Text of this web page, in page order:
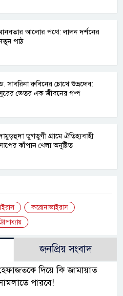
আলোর পথে: লালন দর্শনের
পাঠ
সাবরিনা রুবিনের চোখে শুভ্রদেব:
ভেতর এক জীবনের গল্প
ডুগডুগী গ্রামে ঐতিহ্যবাহী
ঝাঁপান খেলা অনুষ্টিত
করোনাভাইরাস
জনপ্রিয় সংবাদ
দিয়ে কি জামায়াত
পারবে!